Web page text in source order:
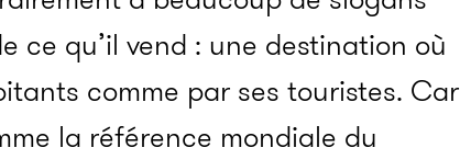
ce qu’il vend : une destination où
comme par ses touristes. Car
la référence mondiale du